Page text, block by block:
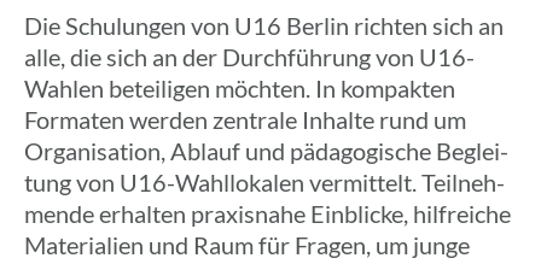
Die Schu­lun­gen von U16 Berlin richten sich an
alle, die sich an der Durch­füh­rung von U16-
Wahlen betei­li­gen möchten. In kompak­ten
Forma­ten werden zentrale Inhalte rund um
Orga­ni­sa­tion, Ablauf und pädago­gi­sche Beglei­
tung von U16-Wahl­lo­ka­len vermit­telt. Teil­neh­
mende erhal­ten praxis­nahe Einbli­cke, hilf­rei­che
Mate­ria­lien und Raum für Fragen, um junge